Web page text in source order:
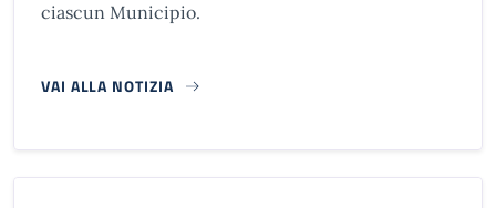
ciascun Municipio.
VAI ALLA NOTIZIA